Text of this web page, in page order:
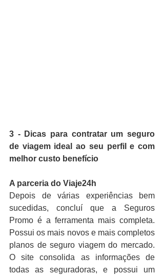
3 - Dicas para contratar um seguro
de viagem ideal ao seu perfil e com
melhor custo benefício
A parceria do Viaje24h
Depois de várias experiências bem
sucedidas, concluí que a Seguros
Promo é a ferramenta mais completa.
Possui os mais novos e mais completos
planos de seguro viagem do mercado.
O site consolida as informações de
todas as seguradoras, e possui um